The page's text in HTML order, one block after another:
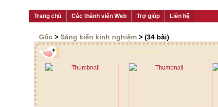
Trang chủ Các thành viên Web Trợ giúp Liên hệ
Gốc > Sáng kiến kinh nghiệm > (34 bài)